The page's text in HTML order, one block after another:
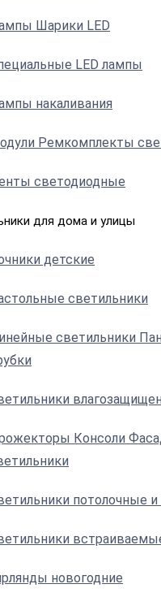
Шарики LED
LED лампы
накаливания
Ремкомплекты
светодиодные
для дома и улицы
детские
светильники
светильники
Консоли
потолочные
новогодние